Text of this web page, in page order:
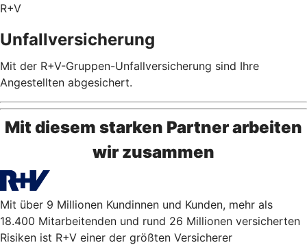
R+V
Unfallversicherung
Mit der R+V-Gruppen-Unfallversicherung sind Ihre
Angestellten abgesichert.
Mit diesem starken Partner arbeiten
wir zusammen
Mit über 9 Millionen Kundinnen und Kunden, mehr als
18.400 Mitarbeitenden und rund 26 Millionen versicherten
Risiken ist R+V einer der größten Versicherer